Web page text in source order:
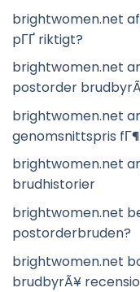
brightwomen.net
pГҐ riktigt?
brightwomen.net
postorder
brightwomen.net
genomsnittspris
brightwomen.net
brudhistorier
brightwomen.net
postorderbruden?
brightwomen.net
brudbyrÃ¥